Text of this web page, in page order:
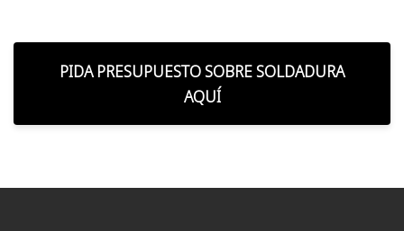
PIDA PRESUPUESTO SOBRE SOLDADURA
AQUÍ